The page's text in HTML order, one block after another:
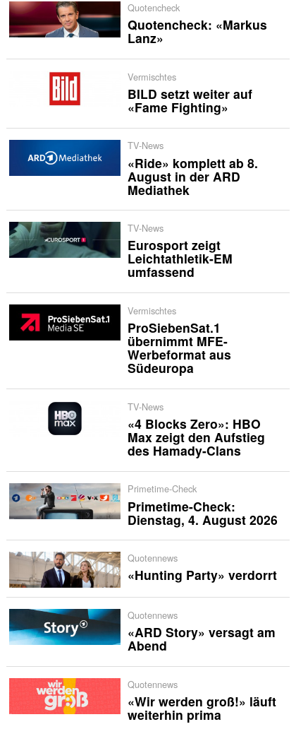
Quotencheck
Quotencheck: «Markus
Lanz»
Vermischtes
BILD setzt weiter auf
«Fame Fighting»
TV-News
«Ride» komplett ab 8.
August in der ARD
Mediathek
TV-News
Eurosport zeigt
Leichtathletik-EM
umfassend
Vermischtes
ProSiebenSat.1
übernimmt MFE-
Werbeformat aus
Südeuropa
TV-News
«4 Blocks Zero»: HBO
Max zeigt den Aufstieg
des Hamady-Clans
Primetime-Check
Primetime-Check:
Dienstag, 4. August 2026
Quotennews
«Hunting Party» verdorrt
Quotennews
«ARD Story» versagt am
Abend
Quotennews
«Wir werden groß!» läuft
weiterhin prima